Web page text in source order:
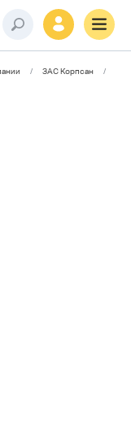
ЗАС Корпсан